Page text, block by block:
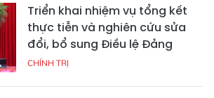
Triển khai nhiệm vụ tổng kết
thực tiễn và nghiên cứu sửa
đổi, bổ sung Điều lệ Đảng
CHÍNH TRỊ